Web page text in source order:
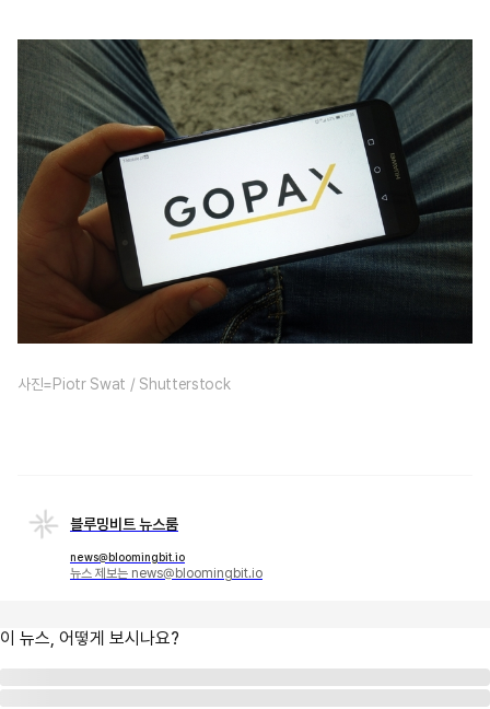
사진=Piotr Swat / Shutterstock
블루밍비트 뉴스룸
news@bloomingbit.io
뉴스 제보는 news@bloomingbit.io
이 뉴스, 어떻게 보시나요?